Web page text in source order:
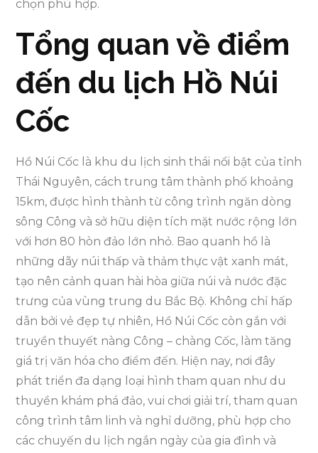
chọn phù hợp.
Tổng quan về điểm
đến du lịch Hồ Núi
Cốc
Hồ Núi Cốc là khu du lịch sinh thái nổi bật của tỉnh
Thái Nguyên, cách trung tâm thành phố khoảng
15km, được hình thành từ công trình ngăn dòng
sông Công và sở hữu diện tích mặt nước rộng lớn
với hơn 80 hòn đảo lớn nhỏ. Bao quanh hồ là
những dãy núi thấp và thảm thực vật xanh mát,
tạo nên cảnh quan hài hòa giữa núi và nước đặc
trưng của vùng trung du Bắc Bộ. Không chỉ hấp
dẫn bởi vẻ đẹp tự nhiên, Hồ Núi Cốc còn gắn với
truyền thuyết nàng Công – chàng Cốc, làm tăng
giá trị văn hóa cho điểm đến. Hiện nay, nơi đây
phát triển đa dạng loại hình tham quan như du
thuyền khám phá đảo, vui chơi giải trí, tham quan
công trình tâm linh và nghỉ dưỡng, phù hợp cho
các chuyến du lịch ngắn ngày của gia đình và